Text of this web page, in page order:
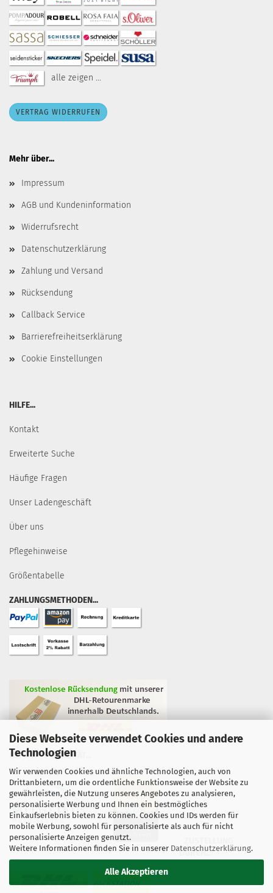
Diese Webseite verwendet Cookies und andere
Technologien
Wir verwenden Cookies und ähnliche Technologien, auch von
Drittanbietern, um die ordentliche Funktionsweise der Website zu
gewährleisten, die Nutzung unseres Angebotes zu analysieren,
personalisierte Werbung und Ihnen ein bestmögliches
Einkaufserlebnis bieten zu können. Cookies und IDs werden für
mobile Werbung, sowohl für personalisierte als auch für nicht
personalisierte Anzeigen genutzt.
Weitere Informationen finden Sie in unserer Datenschutzerklärung.
Alle Akzeptieren
alle zeigen ...
VERTRAG WIDERRUFEN
Mehr über...
Impressum
AGB und Kundeninformation
Widerrufsrecht
Datenschutzerklärung
Zahlung und Versand
Rücksendung
Callback Service
Barrierefreiheitserklärung
Cookie Einstellungen
HILFE...
Kontakt
Erweiterte Suche
Häufige Fragen
Unser Ladengeschäft
Über uns
Pflegehinweise
Größentabelle
ZAHLUNGSMETHODEN...
GEPRÜFTE QUALITÄT...
DURCH...